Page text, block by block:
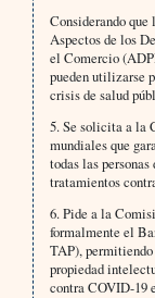
Considerando
Aspectos de los
el Comercio
pueden utilizarse
crisis de salud
5. Se solicita a la
mundiales que
todas las
tratamientos
6. Pide a la
formalmente el
TAP),
propiedad
contra COVID-19